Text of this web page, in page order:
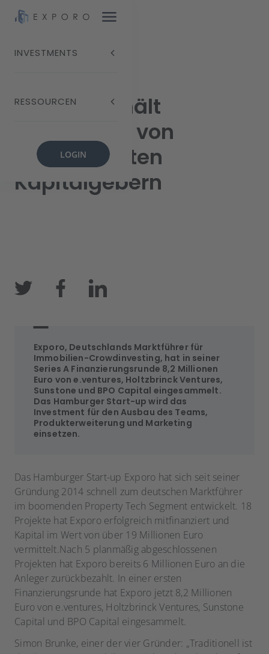
INVESTMENTS
RESSOURCEN
LOGIN
EXPORO erhält
Investment von
renommierten
Kapitalgebern
Exporo, Deutschlands Marktführer für
Immobilien-Crowdinvesting, hat in seiner
Series A Finanzierungsrunde 8,2 Millionen
Euro von e.ventures, Holtzbrinck Ventures,
Sunstone und BPO Capital eingesammelt.
Das Hamburger Start-up wird das
Investment für den Ausbau des Teams,
Produkterweiterung und Marketing
einsetzen.
Das Hamburger Start-up Exporo hat sich seit seiner
Gründung 2014 schnell zum deutschen Marktführer
im boomenden Property Tech Segment entwickelt. 18
Projekte hat Exporo erfolgreich mitfinanziert und
Kapital im Wert von über 19 Millionen Euro
vermittelt.Nach 5 planmäßig abgeschlossenen
Projekten hat Exporo bereits 6 Millionen Euro an die
Anleger zurückbezahlt. In einer ersten
Finanzierungsrunde hat Exporo jetzt 8,2 Millionen
Euro von e.ventures, Holtzbrinck Ventures, Sunstone
Capital und BPO Capital eingesammelt.
Simon Brunke, einer der vier Gründer: „Traditionell ist